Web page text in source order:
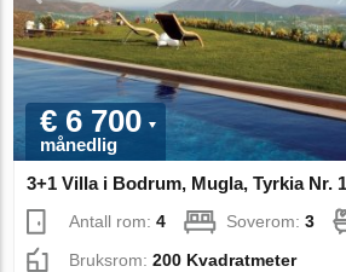
€ 6 700
månedlig
3+1 Villa i Bodrum, Mugla, Tyrkia Nr.
Antall rom:4 Soverom:3
Bruksrom:200 Kvadratmeter